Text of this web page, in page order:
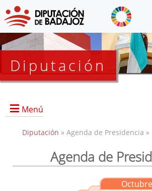
Diputación
Menú
Presidencia
Diputación » Agenda de Presidencia »
Agenda de